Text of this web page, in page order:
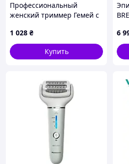
Профессиональный
женский триммер Гемей с
1 028 ₴
Купить
6